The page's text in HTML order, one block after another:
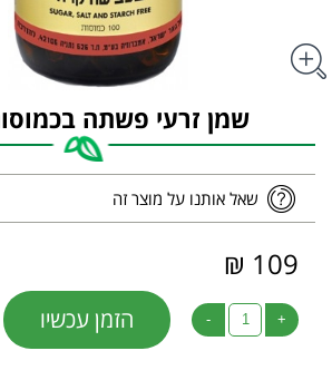
שמן זרעי פשתה
שאל אותנו על מוצר זה
109 ₪
+
- הזמן עכשיו